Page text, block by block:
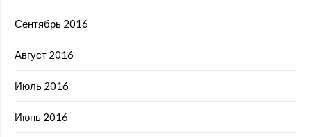
Сентябрь 2016
Август 2016
Июль 2016
Июнь 2016